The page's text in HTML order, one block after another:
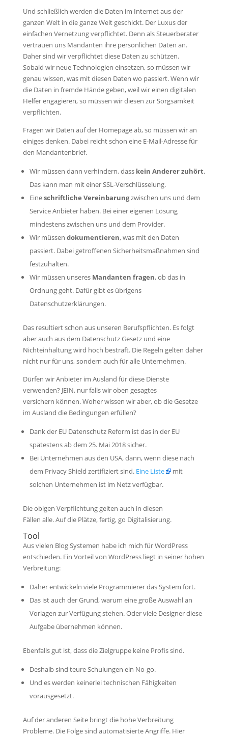
Und schließlich werden die Daten im Internet aus der
ganzen Welt in die ganze Welt geschickt. Der Luxus der
einfachen Vernetzung verpflichtet. Denn als Steuerberater
vertrauen uns Mandanten ihre persönlichen Daten an.
Daher sind wir verpflichtet diese Daten zu schützen.
Sobald wir neue Technologien einsetzen, so müssen wir
genau wissen, was mit diesen Daten wo passiert. Wenn wir
die Daten in fremde Hände geben, weil wir einen digitalen
Helfer engagieren, so müssen wir diesen zur Sorgsamkeit
verpflichten.
Fragen wir Daten auf der Homepage ab, so müssen wir an
einiges denken. Dabei reicht schon eine E-Mail-Adresse für
den Mandantenbrief.
Wir müssen dann verhindern, dass kein Anderer zuhört.
Das kann man mit einer SSL-Verschlüsselung.
Eineschriftliche Vereinbarungzwischen uns und dem
Service Anbieter haben. Bei einer eigenen Lösung
mindestens zwischen uns und dem Provider.
Wir müssen dokumentieren, was mit den Daten
passiert. Dabei getroffenen Sicherheitsmaßnahmen sind
festzuhalten.
Wir müssen unseres Mandanten fragen, ob das in
Ordnung geht. Dafür gibt es übrigens
Datenschutzerklärungen.
Das resultiert schon aus unseren Berufspflichten. Es folgt
aber auch aus dem Datenschutz Gesetz und eine
Nichteinhaltung wird hoch bestraft. Die Regeln gelten daher
nicht nur für uns, sondern auch für alle Unternehmen.
Dürfen wir Anbieter im Ausland für diese Dienste
verwenden? JEIN, nur falls wir oben gesagtes
versichern können. Woher wissen wir aber, ob die Gesetze
im Ausland die Bedingungen erfüllen?
Dank der EU Datenschutz Reform ist das in der EU
spätestens ab dem 25. Mai 2018 sicher.
Bei Unternehmen aus den USA, dann, wenn diese nach
dem Privacy Shield zertifiziert sind. Eine Liste
mit
solchen Unternehmen ist im Netz verfügbar.
Die obigen Verpflichtung gelten auch in diesen
Fällen alle. Auf die Plätze, fertig, go Digitalisierung.
Tool
Aus vielen Blog Systemen habe ich mich für WordPress
entschieden. Ein Vorteil von WordPress liegt in seiner hohen
Verbreitung:
Daher entwickeln viele Programmierer das System fort.
Das ist auch der Grund, warum eine große Auswahl an
Vorlagen zur Verfügung stehen. Oder viele Designer diese
Aufgabe übernehmen können.
Ebenfalls gut ist, dass die Zielgruppe keine Profis sind.
Deshalb sind teure Schulungen ein No-go.
Und es werden keinerlei technischen Fähigkeiten
vorausgesetzt.
Auf der anderen Seite bringt die hohe Verbreitung
Probleme. Die Folge sind automatisierte Angriffe. Hier